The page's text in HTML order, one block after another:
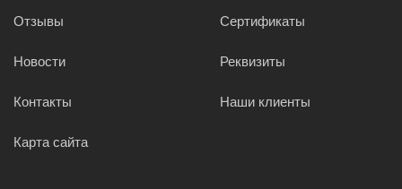
Отзывы Сертификаты
Новости Реквизиты
Контакты Наши клиенты
Карта сайта